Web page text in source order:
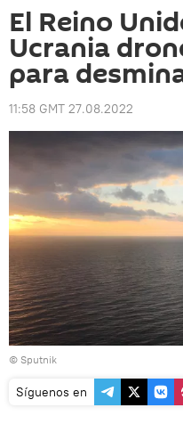
El Reino
Ucrania
para
11:58 GMT 27.08.2022
© Sputnik
Síguenos en